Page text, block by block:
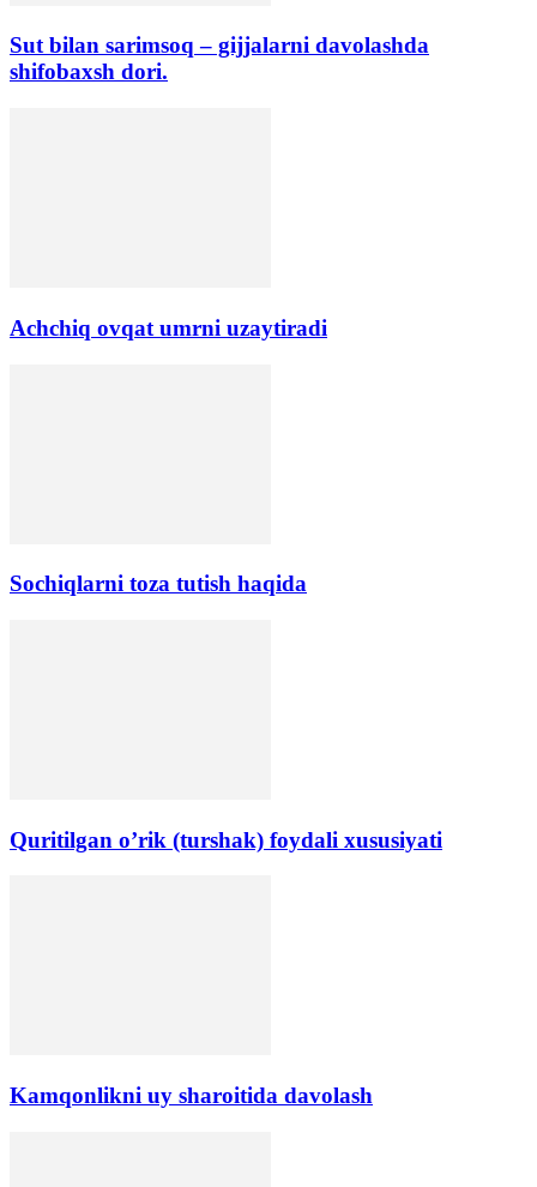
Sut bilan sarimsoq – gijjalarni davolashda
shifobaxsh dori.
Аchchiq ovqat umrni uzaytiradi
Sochiqlarni toza tutish haqida
Quritilgan o’rik (turshak) foydali xususiyati
Kamqonlikni uy sharoitida davolash